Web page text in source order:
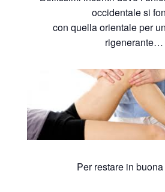
occidentale si
con quella orientale per
rigenerante…
Per restare in